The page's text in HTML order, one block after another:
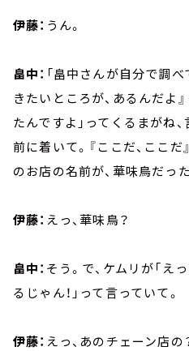
伊藤： うん。
畠中： 「畠中さんが自分で調
きたいところが、あるんだよ
たんですよ」ってくるまがね
前に着いて。『ここだ、ここ
のお店の名前が、華味鳥だっ
伊藤： えっ、華味鳥？
畠中： そう。で、ケムリが「
るじゃん！」って言っていて。
伊藤： えっ、あのチェーン店の